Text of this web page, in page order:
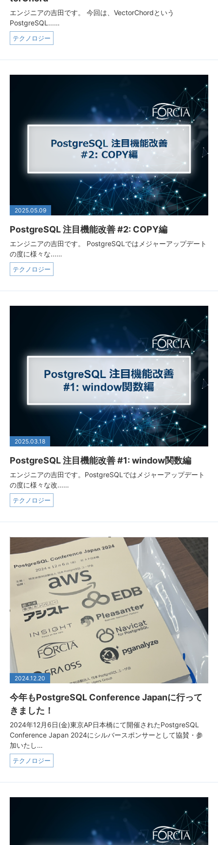
エンジニアの吉田です。 今回は、VectorChordという
PostgreSQL...…
テクノロジー
2025.05.09
PostgreSQL 注目機能改善 #2: COPY編
エンジニアの吉田です。 PostgreSQLではメジャーアップデート
の度に様々な...…
テクノロジー
2025.03.18
PostgreSQL 注目機能改善 #1: window関数編
エンジニアの吉田です。PostgreSQLではメジャーアップデート
の度に様々な改...…
テクノロジー
2024.12.20
今年もPostgreSQL Conference Japanに行って
きました！
2024年12月6日(金)東京AP日本橋にて開催されたPostgreSQL
Conference Japan 2024にシルバースポンサーとして協賛・参
加いたし…
テクノロジー